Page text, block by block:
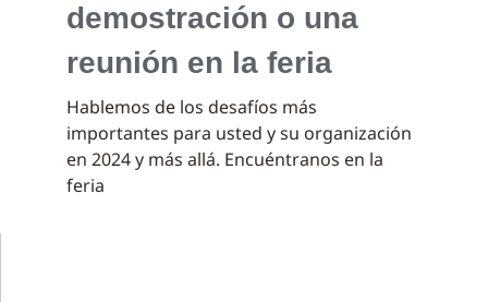
demostración o una
reunión en la feria
Hablemos de los desafíos más
importantes para usted y su organización
en 2024 y más allá. Encuéntranos en la
feria